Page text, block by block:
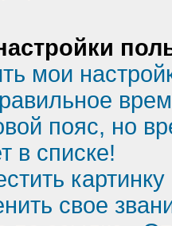
мои
пояс, но
в списке!
свое